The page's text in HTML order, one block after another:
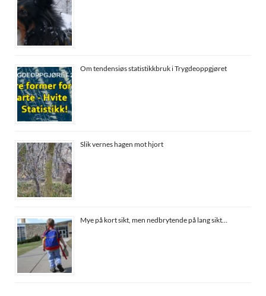
Om tendensiøs statistikkbruk i Trygdeoppgjøret
Slik vernes hagen mot hjort
Mye på kort sikt, men nedbrytende på lang sikt…